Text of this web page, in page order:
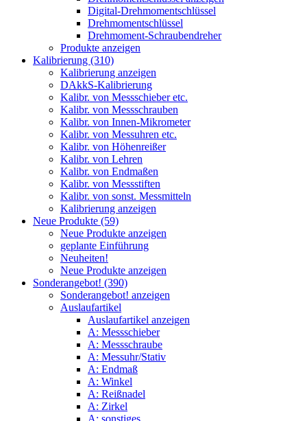
Digital-Drehmomentschlüssel
Drehmomentschlüssel
Drehmoment-Schraubendreher
Produkte anzeigen
Kalibrierung (310)
Kalibrierung anzeigen
DAkkS-Kalibrierung
Kalibr. von Messschieber etc.
Kalibr. von Messschrauben
Kalibr. von Innen-Mikrometer
Kalibr. von Messuhren etc.
Kalibr. von Höhenreißer
Kalibr. von Lehren
Kalibr. von Endmaßen
Kalibr. von Messstiften
Kalibr. von sonst. Messmitteln
Kalibrierung anzeigen
Neue Produkte (59)
Neue Produkte anzeigen
geplante Einführung
Neuheiten!
Neue Produkte anzeigen
Sonderangebot! (390)
Sonderangebot! anzeigen
Auslaufartikel
Auslaufartikel anzeigen
A: Messschieber
A: Messschraube
A: Messuhr/Stativ
A: Endmaß
A: Winkel
A: Reißnadel
A: Zirkel
A: sonstiges